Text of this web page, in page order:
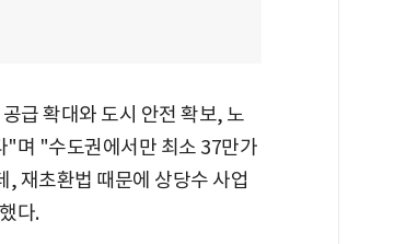
급 확대와 도시 안전 확보, 노
"며 "수도권에서만 최소 37만가
재초환법 때문에 상당수 사업
다.